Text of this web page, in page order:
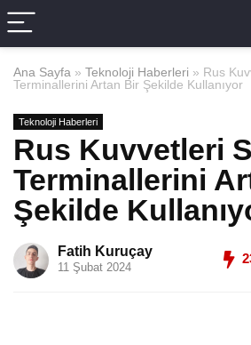
Ana Sayfa » Teknoloji Haberleri » Rus
Terminallerini Artan Bir Şekilde Kullanıyor
Teknoloji Haberleri
Rus Kuvvetleri
Terminallerini
Şekilde
Fatih Kuruçay
11 Şubat 2024